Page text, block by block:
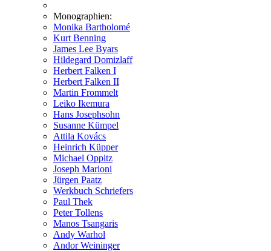
Monographien:
Monika Bartholomé
Kurt Benning
James Lee Byars
Hildegard Domizlaff
Herbert Falken I
Herbert Falken II
Martin Frommelt
Leiko Ikemura
Hans Josephsohn
Susanne Kümpel
Attila Kovács
Heinrich Küpper
Michael Oppitz
Joseph Marioni
Jürgen Paatz
Werkbuch Schriefers
Paul Thek
Peter Tollens
Manos Tsangaris
Andy Warhol
Andor Weininger